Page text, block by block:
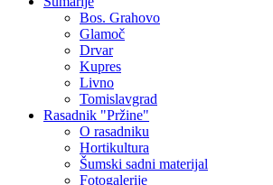
Bos. Grahovo
Glamoč
Drvar
Kupres
Livno
Tomislavgrad
Rasadnik "Pržine"
O rasadniku
Hortikultura
Šumski sadni materijal
Fotogalerije